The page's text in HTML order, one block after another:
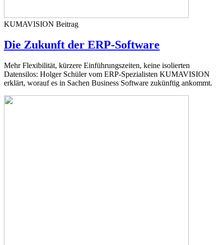
KUMAVISION Beitrag
Die Zukunft der ERP-Software
Mehr Flexibilität, kürzere Einführungszeiten, keine isolierten
Datensilos: Holger Schüler vom ERP-Spezialisten KUMAVISION
erklärt, worauf es in Sachen Business Software zukünftig ankommt.